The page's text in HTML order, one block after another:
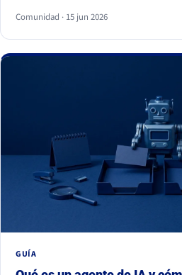
comunidad sostiene el negocio
Comunidad · 15 jun 2026
GUÍA